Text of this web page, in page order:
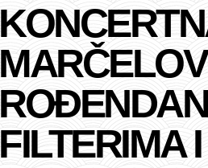
FILTERIMA